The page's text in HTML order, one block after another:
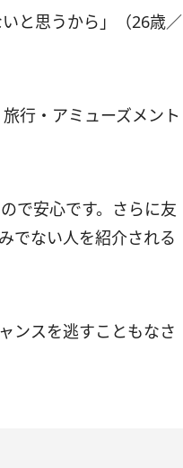
と思うから」（26歳／
行・アミューズメント
で安心です。さらに友
でない人を紹介される
ンスを逃すこともなさ